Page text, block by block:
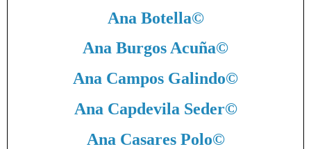
Ana Botella©
Ana Burgos Acuña©
Ana Campos Galindo©
Ana Capdevila Seder©
Ana Casares Polo©